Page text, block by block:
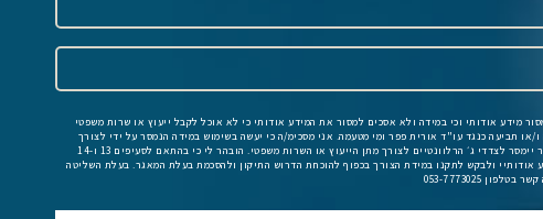
מידע אודותי וכי במידה ולא אסכים למסור את המידע אודותי כי לא אוכל לקבל ייעוץ או שרות משפטי
או תביעה כנגד עו"ד אורית פפר ומי מטעמה. אני מסכימ/ה כי יעשה בשימוש במידה הנמסר על ידי לצורך
היעוץ ו/או מתן השרות משפטי וכי המידע שאמסור יימסר לצדדי ג׳ הרלוונטיים לצורך מתן הייעוץ או השרות משפטי. הובהר לי כי בהתאם לסעיפים 13 ו-14
אודותיי ולבקש לתקנו במידת הצורך בכפוף להוכחת הדרוש התיקון ולהסכמת בעלת המאגר. בעלת השליטה
053-7773025